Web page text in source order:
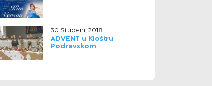
30 Studeni, 2018
ADVENT u Kloštru
Podravskom